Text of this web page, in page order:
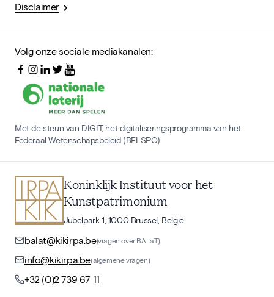
Disclaimer
Volg onze sociale mediakanalen:
Met de steun van DIGIT, het digitaliseringsprogramma van het
Federaal Wetenschapsbeleid (BELSPO)
Koninklijk Instituut voor het
Kunstpatrimonium
Jubelpark 1, 1000 Brussel, België
balat@kikirpa.be(vragen over BALaT)
info@kikirpa.be(algemene vragen)
+32 (0)2 739 67 11